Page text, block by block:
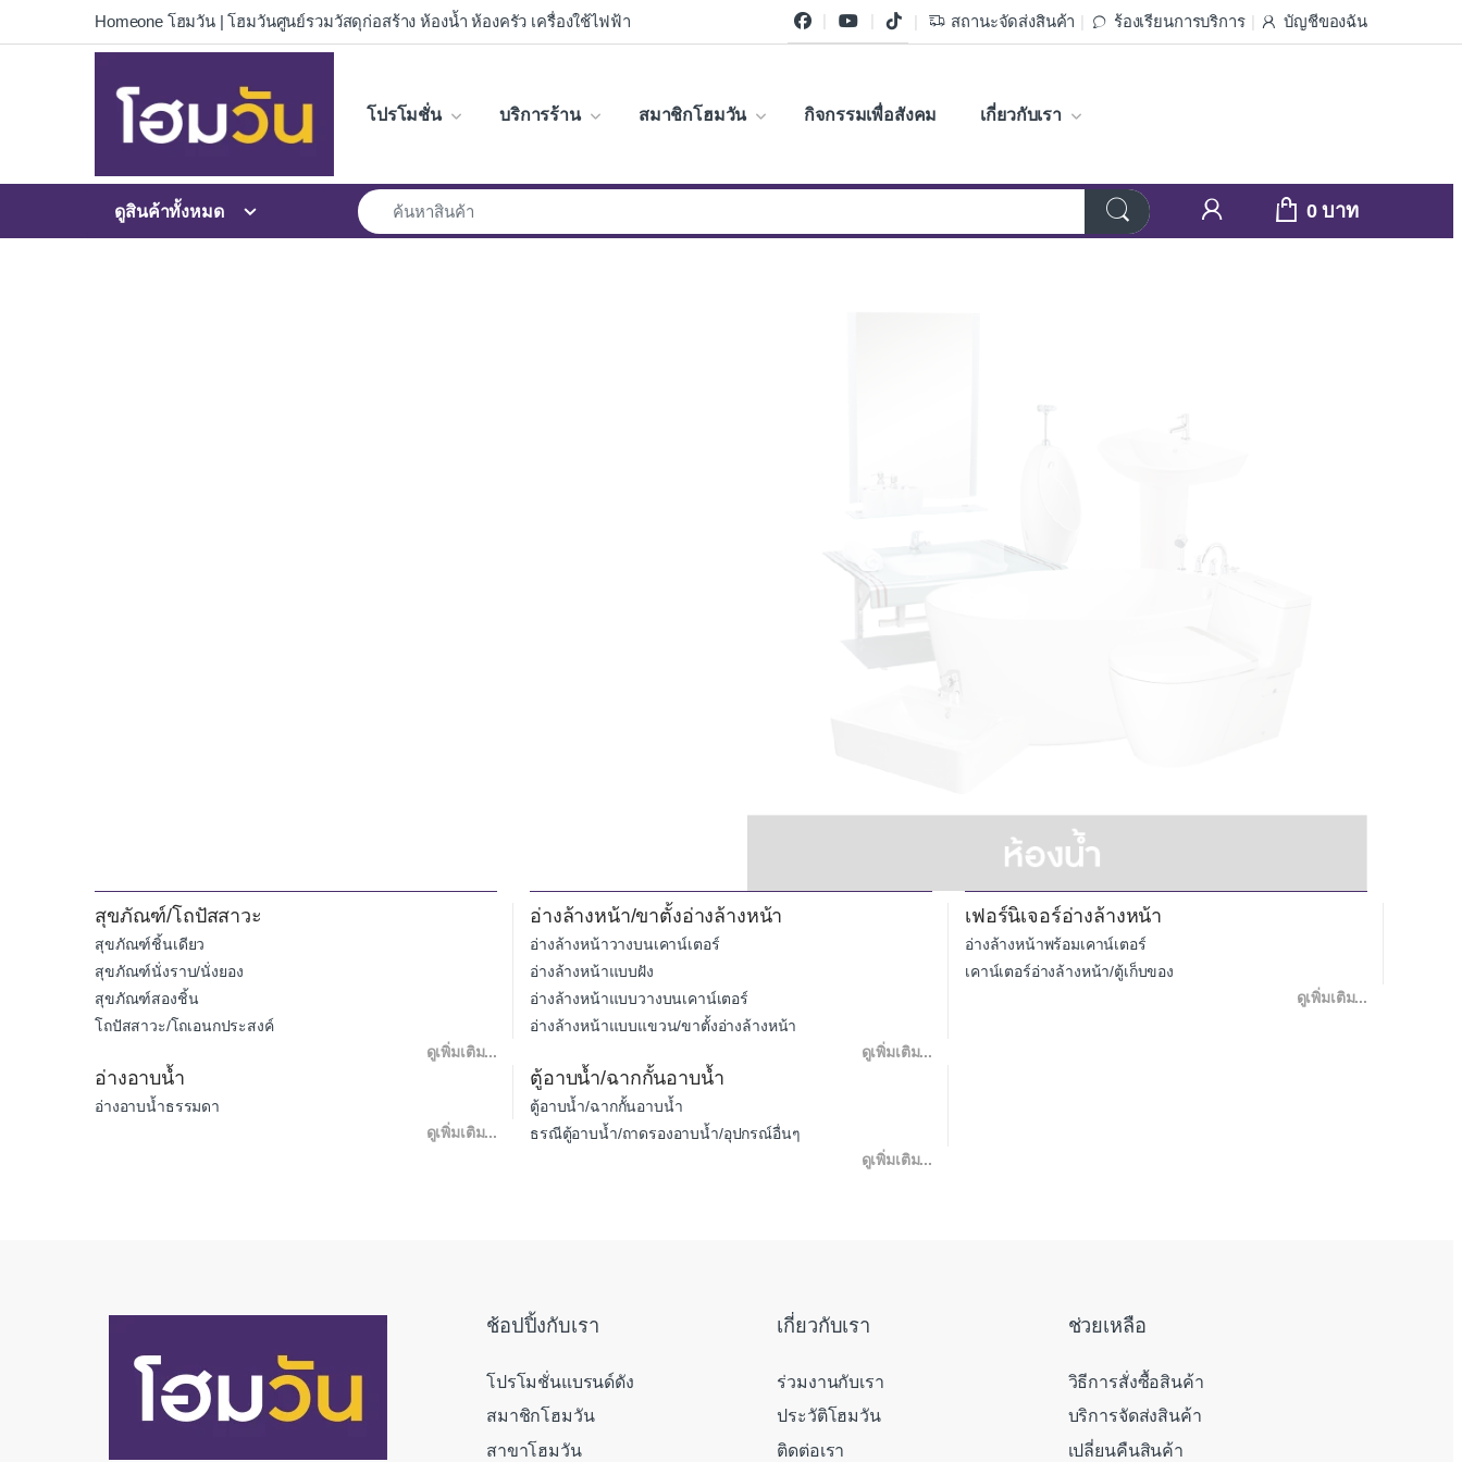
Skip to navigation
Skip to contentHomeone โฮมวัน | โฮมวันศูนย์รวมวัสดุก่อสร้าง ห้องน้ำ ห้องครัว เครื่องใช้ไฟฟ้า สถานะจัดส่งสินค้า ร้องเรียนการบริการ บัญชีของฉัน
โปรโมชั่น บริการร้าน สมาชิกโฮมวัน กิจกรรมเพื่อสังคม เกี่ยวกับเรา
ดูสินค้าทั้งหมด 0
สุขภัณฑ์/โถปัสสาวะ
สุขภัณฑ์ชิ้นเดียว
สุขภัณฑ์นั่งราบ/นั่งยอง
สุขภัณฑ์สองชิ้น
โถปัสสาวะ/โถเอนกประสงค์
ดูเพิ่มเติม...
อ่างอาบน้ำ
อ่างอาบน้ำธรรมดา
ดูเพิ่มเติม...
อ่างล้างหน้า/ขาตั้งอ่างล้างหน้า
อ่างล้างหน้าวางบนเคาน์เตอร์
อ่างล้างหน้าแบบฝัง
อ่างล้างหน้าแบบวางบนเคาน์เตอร์
อ่างล้างหน้าแบบแขวน/ขาตั้งอ่างล้างหน้า
ดูเพิ่มเติม...
ตู้อาบน้ำ/ฉากกั้นอาบน้ำ
ตู้อาบน้ำ/ฉากกั้นอาบน้ำ
ธรณีตู้อาบน้ำ/ถาดรองอาบน้ำ/อุปกรณ์อื่นๆ
ดูเพิ่มเติม...
เฟอร์นิเจอร์อ่างล้างหน้า
อ่างล้างหน้าพร้อมเคาน์เตอร์
เคาน์เตอร์อ่างล้างหน้า/ตู้เก็บของ
ดูเพิ่มเติม...
ช้อปปิ้งกับเรา
โปรโมชั่นแบรนด์ดัง
สมาชิกโฮมวัน
สาขาโฮมวัน
เกี่ยวกับเรา
ร่วมงานกับเรา
ประวัติโฮมวัน
ติดต่อเรา
ช่วยเหลือ
วิธีการสั่งซื้อสินค้า
บริการจัดส่งสินค้า
เปลี่ยนคืนสินค้า